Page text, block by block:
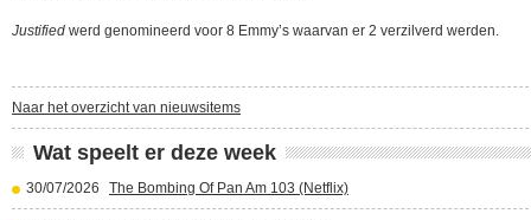
Justified werd genomineerd voor 8 Emmy’s waarvan er 2 verzilverd werden.
Naar het overzicht van nieuwsitems
Wat speelt er deze week
30/07/2026 The Bombing Of Pan Am 103 (Netflix)